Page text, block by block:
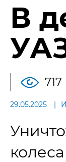
В
717
29.05.2025